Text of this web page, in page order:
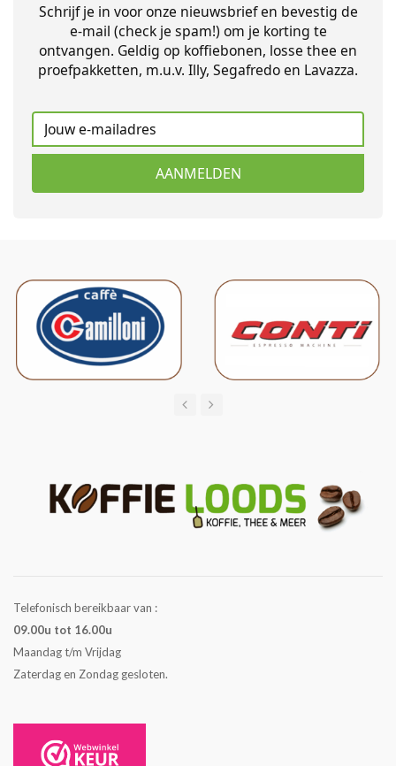
Schrijf je in voor onze nieuwsbrief en bevestig de
e-mail (check je spam!) om je korting te
ontvangen. Geldig op koffiebonen, losse thee en
proefpakketten, m.u.v. Illy, Segafredo en Lavazza.
AANMELDEN
Telefonisch bereikbaar van :
09.00u tot 16.00u
Maandag t/m Vrijdag
Zaterdag en Zondag gesloten.